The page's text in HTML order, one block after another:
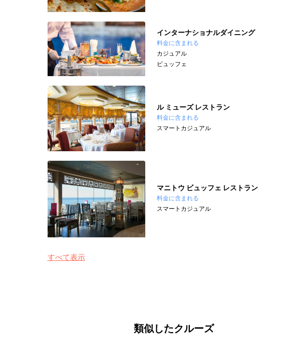
インターナショナルダイニング
料金に含まれる
カジュアル
ビュッフェ
ル ミューズ レストラン
料金に含まれる
スマートカジュアル
マニトウ ビュッフェ レストラン
料金に含まれる
スマートカジュアル
すべて表示
類似したクルーズ